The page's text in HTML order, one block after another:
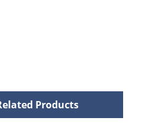
Products